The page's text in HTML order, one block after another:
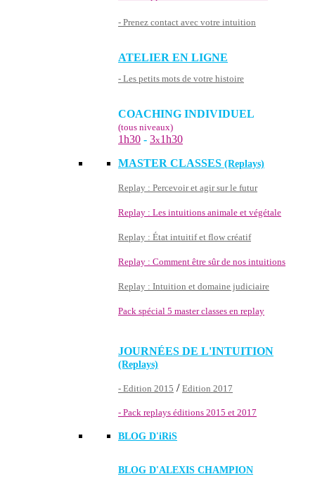
- Prenez contact avec votre intuition
ATELIER EN LIGNE
- Les petits mots de votre histoire
COACHING INDIVIDUEL
(tous niveaux)
1h30 - 3x1h30
MASTER CLASSES (Replays)
Replay : Percevoir et agir sur le futur
Replay : Les intuitions animale et végétale
Replay : État intuitif et flow créatif
Replay : Comment être sûr de nos intuitions
Replay : Intuition et domaine judiciaire
Pack spécial 5 master classes en replay
JOURNÉES DE L'INTUITION
(Replays)
- Edition 2015 / Edition 2017
- Pack replays éditions 2015 et 2017
BLOG D'iRiS
BLOG D'ALEXIS CHAMPION